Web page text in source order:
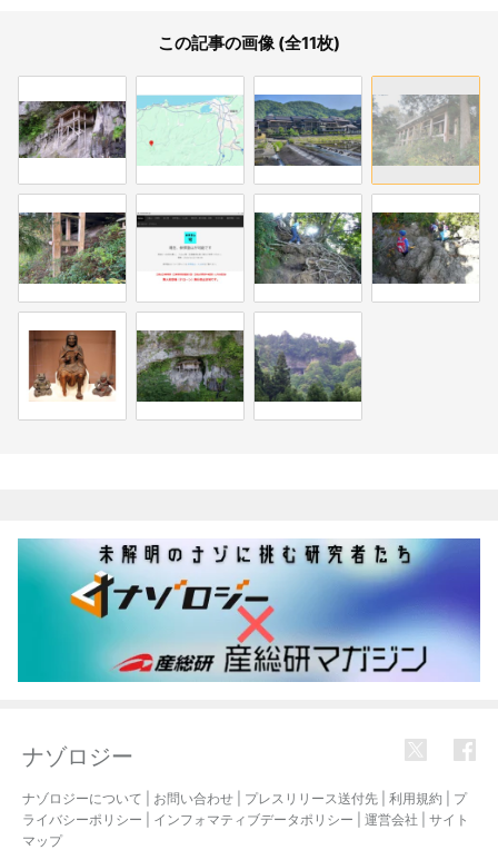
この記事の画像 (全11枚)
ナゾロジー
ナゾロジーについて お問い合わせ プレスリリース送付先 利用規約
プ
ライバシーポリシー
インフォマティブデータポリシー 運営会社
サイト
マップ